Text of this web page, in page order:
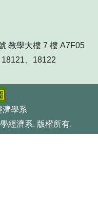
教學大樓 7 樓 A7F05
、18122
濟學系
經濟系. 版權所有.